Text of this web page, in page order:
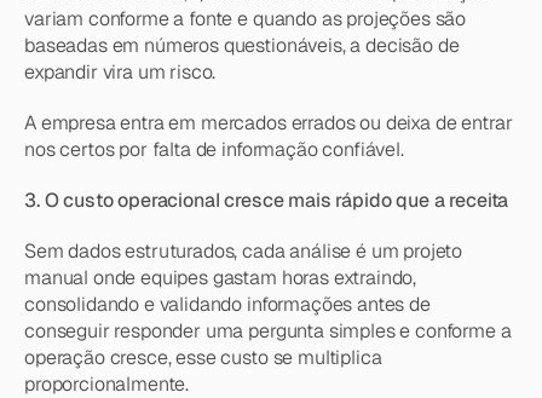
variam conforme a fonte e quando as projeções são
baseadas em números questionáveis, a decisão de
expandir vira um risco.
A empresa entra em mercados errados ou deixa de entrar
nos certos por falta de informação confiável.
3. O custo operacional cresce mais rápido que a receita
Sem dados estruturados, cada análise é um projeto
manual onde equipes gastam horas extraindo,
consolidando e validando informações antes de
conseguir responder uma pergunta simples e conforme a
operação cresce, esse custo se multiplica
proporcionalmente.